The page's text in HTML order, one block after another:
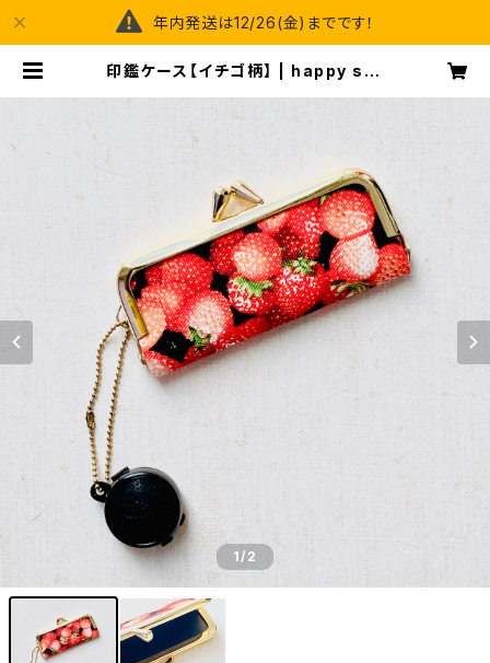
年内発送は12/26(金)までです！
印鑑ケース【イチゴ柄】 | happy spr
1/2